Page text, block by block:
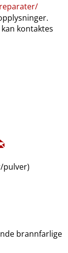
kontaktes
​pulver)
brannfarlige